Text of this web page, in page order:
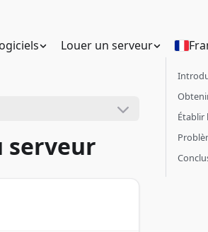
Louer un serveur
serveur
Établir